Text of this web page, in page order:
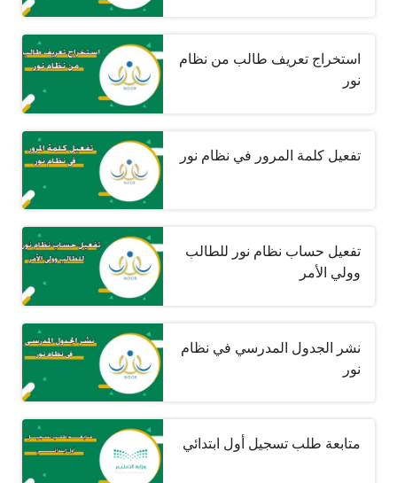
استخراج تعريف طالب من نظام
نور
تفعيل كلمة المرور في نظام نور
تفعيل حساب نظام نور للطالب
وولي الأمر
نشر الجدول المدرسي في نظام
نور
متابعة طلب تسجيل أول ابتدائي